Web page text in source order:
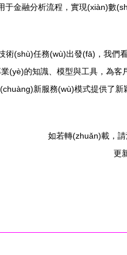
于金融分析流程，實現(xiàn)數
術(shù)任務(wù)出發(fā)，我
(yè)的知識、模型與工具，為
新服務(wù)模式提供了
如若轉(zhuǎn)載，
更